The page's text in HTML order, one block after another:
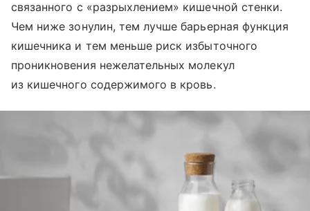
связанного с «разрыхлением» кишечной стенки.
Чем ниже зонулин, тем лучше барьерная функция
кишечника и тем меньше риск избыточного
проникновения нежелательных молекул
из кишечного содержимого в кровь.